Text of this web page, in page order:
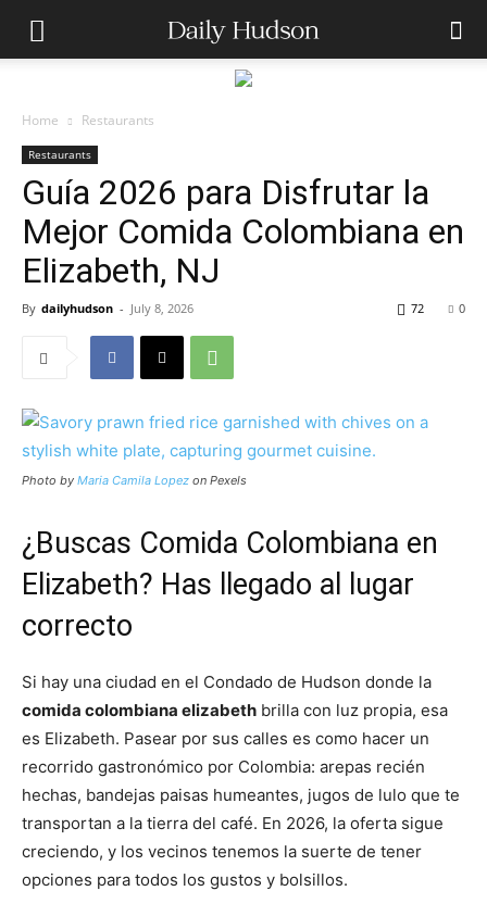
Home Restaurants
Restaurants
Guía 2026 para Disfrutar la
Mejor Comida Colombiana en
Elizabeth, NJ
By dailyhudson - July 8, 2026 0
72
Photo by Maria Camila Lopez on Pexels
¿Buscas Comida Colombiana en
Elizabeth? Has llegado al lugar
correcto
Si hay una ciudad en el Condado de Hudson donde la
comida colombiana elizabeth brilla con luz propia, esa
es Elizabeth. Pasear por sus calles es como hacer un
recorrido gastronómico por Colombia: arepas recién
hechas, bandejas paisas humeantes, jugos de lulo que te
transportan a la tierra del café. En 2026, la oferta sigue
creciendo, y los vecinos tenemos la suerte de tener
opciones para todos los gustos y bolsillos.